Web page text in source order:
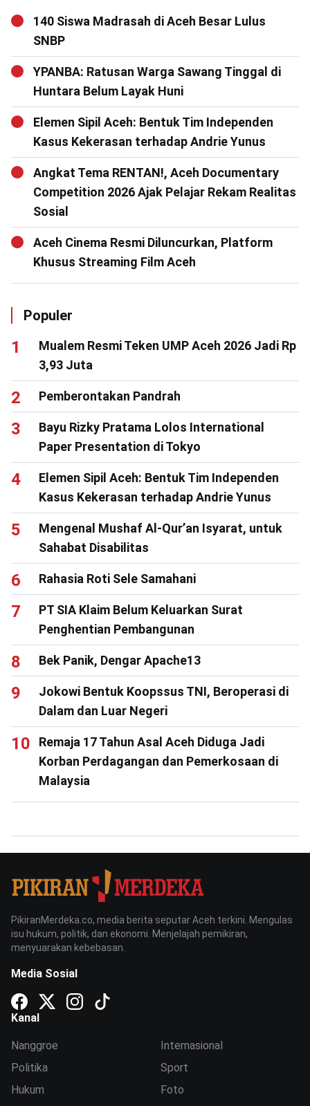
140 Siswa Madrasah di Aceh Besar Lulus
SNBP
YPANBA: Ratusan Warga Sawang Tinggal di
Huntara Belum Layak Huni
Elemen Sipil Aceh: Bentuk Tim Independen
Kasus Kekerasan terhadap Andrie Yunus
Angkat Tema RENTAN!, Aceh Documentary
Competition 2026 Ajak Pelajar Rekam Realitas
Sosial
Aceh Cinema Resmi Diluncurkan, Platform
Khusus Streaming Film Aceh
Populer
Mualem Resmi Teken UMP Aceh 2026 Jadi Rp
3,93 Juta
Pemberontakan Pandrah
Bayu Rizky Pratama Lolos International
Paper Presentation di Tokyo
Elemen Sipil Aceh: Bentuk Tim Independen
Kasus Kekerasan terhadap Andrie Yunus
Mengenal Mushaf Al-Qur’an Isyarat, untuk
Sahabat Disabilitas
Rahasia Roti Sele Samahani
PT SIA Klaim Belum Keluarkan Surat
Penghentian Pembangunan
Bek Panik, Dengar Apache13
Jokowi Bentuk Koopssus TNI, Beroperasi di
Dalam dan Luar Negeri
Remaja 17 Tahun Asal Aceh Diduga Jadi
Korban Perdagangan dan Pemerkosaan di
Malaysia
PikiranMerdeka.co, media berita seputar Aceh terkini. Mengulas
isu hukum, politik, dan ekonomi. Menjelajah pemikiran,
menyuarakan kebebasan.
Media Sosial
Kanal
Nanggroe
Politika
Hukum
Internasional
Sport
Foto